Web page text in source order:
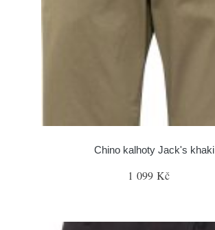
Chino kalhoty Jack's khaki
1 099 Kč